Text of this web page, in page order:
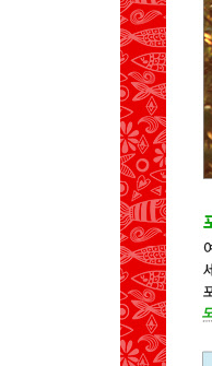
01 오비두스
PREVIEW
GET
MAP
SEE
02 나자레
PREVIEW
GET
MAP
SEE